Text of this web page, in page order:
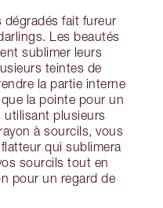
fait fureur
Les beautés
sublimer leurs
teintes de
la partie interne
la pointe pour un
utilisant plusieurs
à sourcils, vous
qui sublimera
sourcils tout en
pour un regard de